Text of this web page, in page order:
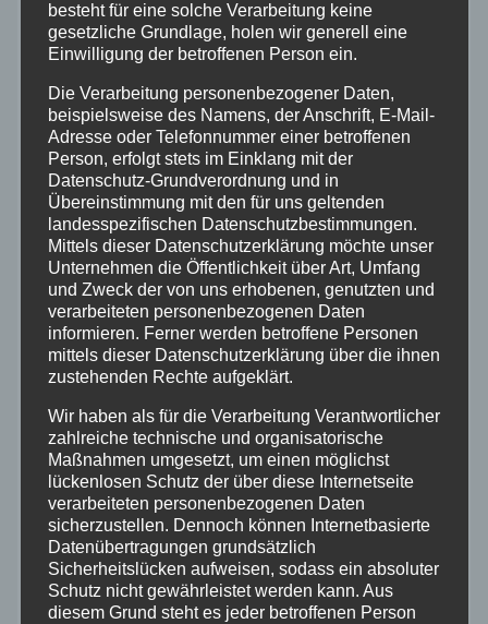
Bundespolizei
Feuerwehr
Hilfsorganisationen
Mayen-Koblenz
Neuwied
Polizei
Rettungsdienst
Rhein-Lahn
THW
Veranstaltungen
Video
besteht für eine solche Verarbeitung keine
gesetzliche Grundlage, holen wir generell eine
Einwilligung der betroffenen Person ein.
Die Verarbeitung personenbezogener Daten,
beispielsweise des Namens, der Anschrift, E-Mail-
Adresse oder Telefonnummer einer betroffenen
Person, erfolgt stets im Einklang mit der
Datenschutz-Grundverordnung und in
Übereinstimmung mit den für uns geltenden
landesspezifischen Datenschutzbestimmungen.
Mittels dieser Datenschutzerklärung möchte unser
Unternehmen die Öffentlichkeit über Art, Umfang
und Zweck der von uns erhobenen, genutzten und
verarbeiteten personenbezogenen Daten
informieren. Ferner werden betroffene Personen
mittels dieser Datenschutzerklärung über die ihnen
zustehenden Rechte aufgeklärt.
Wir haben als für die Verarbeitung Verantwortlicher
zahlreiche technische und organisatorische
Maßnahmen umgesetzt, um einen möglichst
lückenlosen Schutz der über diese Internetseite
verarbeiteten personenbezogenen Daten
sicherzustellen. Dennoch können Internetbasierte
Datenübertragungen grundsätzlich
Sicherheitslücken aufweisen, sodass ein absoluter
Schutz nicht gewährleistet werden kann. Aus
diesem Grund steht es jeder betroffenen Person